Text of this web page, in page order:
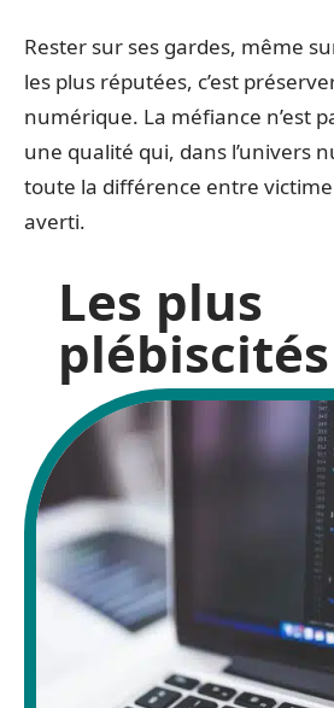
Rester sur ses gardes, même
les plus réputées, c’est
numérique. La méfiance n’est
une qualité qui, dans l’univers
toute la différence entre
averti.
Les plus
plébiscités